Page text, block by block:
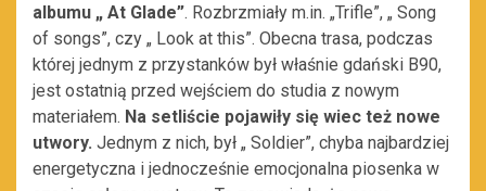
albumu „ At Glade”. Rozbrzmiały m.in. „Trifle”, „ Song
of songs”, czy „ Look at this”. Obecna trasa, podczas
której jednym z przystanków był właśnie gdański B90,
jest ostatnią przed wejściem do studia z nowym
materiałem. Na setliście pojawiły się wiec też nowe
utwory. Jednym z nich, był „ Soldier”, chyba najbardziej
energetyczna i jednocześnie emocjonalna piosenka w